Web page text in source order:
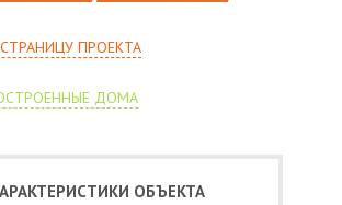
ПРОЕКТА
ДОМА
ОБЪЕКТА